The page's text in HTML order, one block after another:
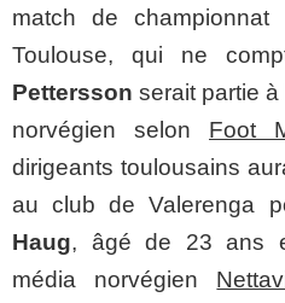
match de championnat
Toulouse, qui ne
Pettersson serait partie
norvégien selon Foot
dirigeants toulousains
au club deValerenga
Haug, âgé de 23 ans
média norvégien